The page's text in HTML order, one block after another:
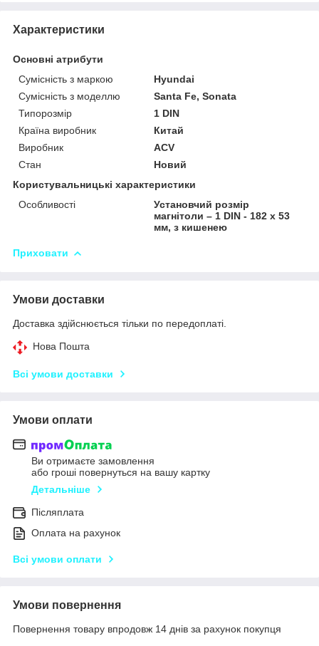
Характеристики
Основні атрибути
Сумісність з маркою
Hyundai
Сумісність з моделлю
Santa Fe, Sonata
Типорозмір
1 DIN
Країна виробник
Китай
Виробник
ACV
Стан
Новий
Користувальницькі характеристики
Особливості
Установчий розмір
магнітоли – 1 DIN - 182 x 53
мм, з кишенею
Приховати
Умови доставки
Доставка здійснюється тільки по передоплаті.
Нова Пошта
Всі умови доставки
Умови оплати
Ви отримаєте замовлення
або гроші повернуться на вашу картку
Детальніше
Післяплата
Оплата на рахунок
Всі умови оплати
Умови повернення
Повернення товару впродовж 14 днів за рахунок покупця